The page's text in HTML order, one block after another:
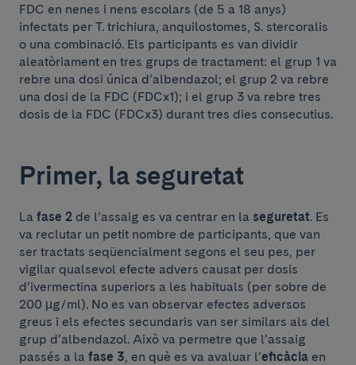
FDC en nenes i nens escolars (de 5 a 18 anys)
infectats per T. trichiura, anquilostomes, S. stercoralis
o una combinació. Els participants es van dividir
aleatòriament en tres grups de tractament: el grup 1 va
rebre una dosi única d’albendazol; el grup 2 va rebre
una dosi de la FDC (FDCx1); i el grup 3 va rebre tres
dosis de la FDC (FDCx3) durant tres dies consecutius.
Primer, la seguretat
La fase 2 de l’assaig es va centrar en la seguretat. Es
va reclutar un petit nombre de participants, que van
ser tractats seqüencialment segons el seu pes, per
vigilar qualsevol efecte advers causat per dosis
d’ivermectina superiors a les habituals (per sobre de
200 µg/ml). No es van observar efectes adversos
greus i els efectes secundaris van ser similars als del
grup d’albendazol. Això va permetre que l’assaig
passés a la fase 3, en què es va avaluar l’eficàcia en